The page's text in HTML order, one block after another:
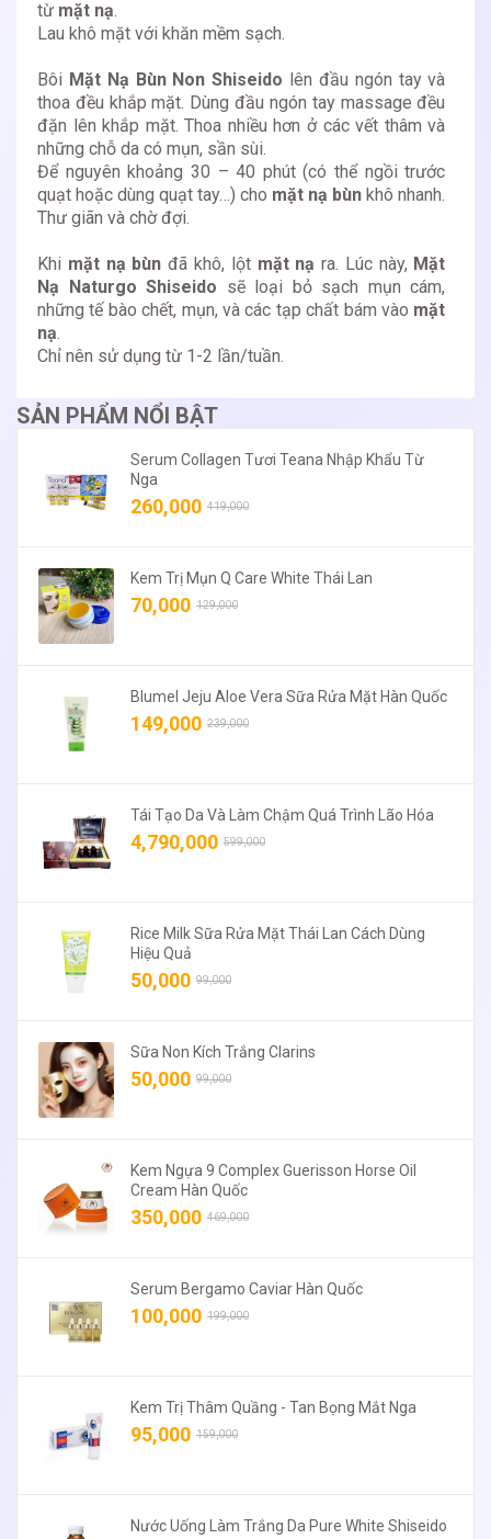
từ mặt nạ.
Lau khô mặt với khăn mềm sạch.
Bôi Mặt Nạ Bùn Non Shiseido lên đầu ngón tay và
thoa đều khắp mặt. Dùng đầu ngón tay massage đều
đặn lên khắp mặt. Thoa nhiều hơn ở các vết thâm và
những chỗ da có mụn, sần sùi.
Để nguyên khoảng 30 – 40 phút (có thể ngồi trước
quạt hoặc dùng quạt tay…) cho mặt nạ bùn khô nhanh.
Thư giãn và chờ đợi.
Khi mặt nạ bùn đã khô, lột mặt nạ ra. Lúc này, Mặt
Nạ Naturgo Shiseido sẽ loại bỏ sạch mụn cám,
những tế bào chết, mụn, và các tạp chất bám vào mặt
nạ.
Chỉ nên sử dụng từ 1-2 lần/tuần.
SẢN PHẨM NỔI BẬT
Serum Collagen Tươi Teana Nhập Khẩu Từ
Nga
260,000 419,000
Kem Trị Mụn Q Care White Thái Lan
70,000 129,000
Blumel Jeju Aloe Vera Sữa Rửa Mặt Hàn Quốc
149,000 239,000
Tái Tạo Da Và Làm Chậm Quá Trình Lão Hóa
4,790,000 599,000
Rice Milk Sữa Rửa Mặt Thái Lan Cách Dùng
Hiệu Quả
50,000 99,000
Sữa Non Kích Trắng Clarins
50,000 99,000
Kem Ngựa 9 Complex Guerisson Horse Oil
Cream Hàn Quốc
350,000 469,000
Serum Bergamo Caviar Hàn Quốc
100,000 199,000
Kem Trị Thâm Quầng - Tan Bọng Mắt Nga
95,000 159,000
Nước Uống Làm Trắng Da Pure White Shiseido